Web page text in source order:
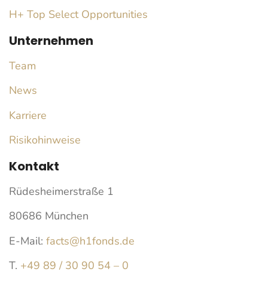
H+ Top Select Opportunities
Unternehmen
Team
News
Karriere
Risikohinweise
Kontakt
Rüdesheimerstraße 1
80686 München
E-Mail: facts@h1fonds.de
T. +49 89 / 30 90 54 – 0